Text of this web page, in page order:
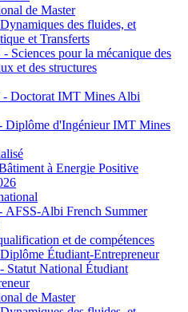
de Master
des fluides, et
et Transferts
Sciences pour la mécanique des
et des structures
Doctorat IMT Mines Albi
Diplôme d'Ingénieur IMT Mines
à Energie Positive
AFSS-Albi French Summer
et de compétences
Étudiant-Entrepreneur
Statut National Étudiant
de Master